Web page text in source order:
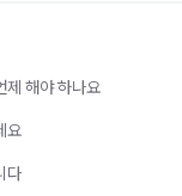
제 해야 하나요
요
다